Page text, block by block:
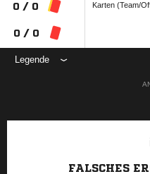
0 / 0
0 / 0
Karten (Team/
Legende
FALSCHES